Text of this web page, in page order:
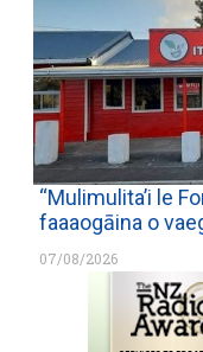
“Mulimulita’i le
faaaogāina o
07/08/2026